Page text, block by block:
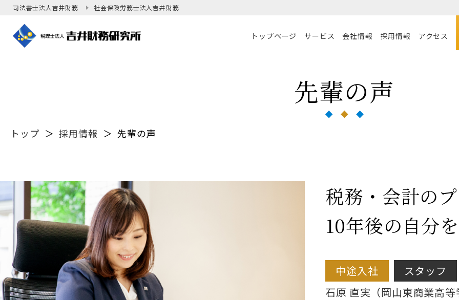
司法書士法人吉井財務 社会保険労務士法人吉井財務
トップページ サービス 会社情報 採用情報 アクセス
先輩の声
トップ ＞ 採用情報 ＞ 先輩の声
税務・会計の
10年後の自分
中途入社
スタッフ
石原 直実（岡山東商業高